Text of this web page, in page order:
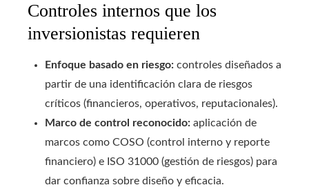
Controles internos que los
inversionistas requieren
Enfoque basado en riesgo: controles diseñados a
partir de una identificación clara de riesgos
críticos (financieros, operativos, reputacionales).
Marco de control reconocido: aplicación de
marcos como COSO (control interno y reporte
financiero) e ISO 31000 (gestión de riesgos) para
dar confianza sobre diseño y eficacia.